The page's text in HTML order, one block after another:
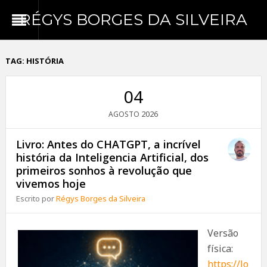
RÉGYS BORGES DA SILVEIRA
TAG: HISTÓRIA
04
AGOSTO 2026
Livro: Antes do CHATGPT, a incrível
história da Inteligencia Artificial, dos
primeiros sonhos à revolução que
vivemos hoje
Escrito porRégys Borges da Silveira
Versão
física:
https://lo